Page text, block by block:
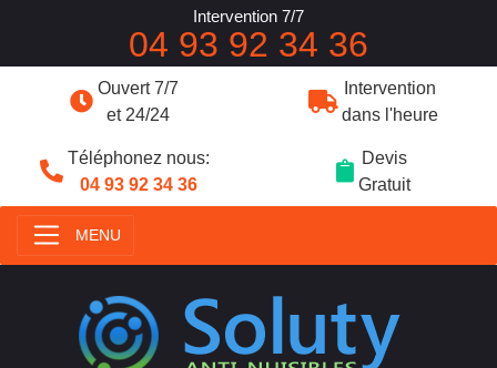
Ouvert 7/7
et 24/24
Intervention
dans l'heure
Téléphonez nous:
04 93 92 34 36
Devis
Gratuit
MENU
Intervention 7/7
04 93 92 34 36